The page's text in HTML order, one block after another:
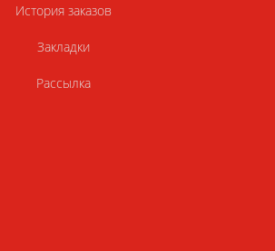
История заказов
Закладки
Рассылка